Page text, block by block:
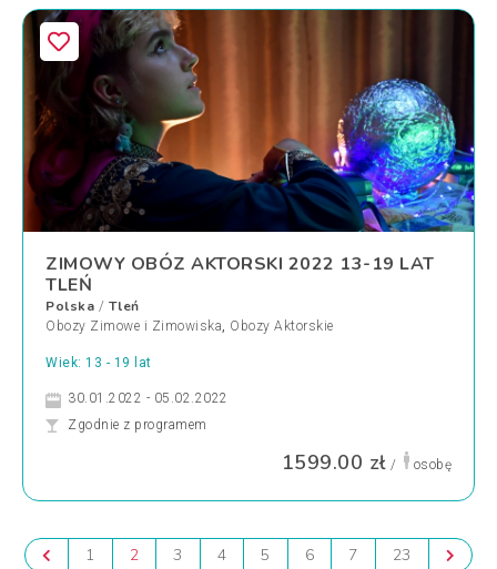
ZIMOWY OBÓZ AKTORSKI 2022 13-19 LAT
TLEŃ
Polska / Tleń
Obozy Zimowe i Zimowiska, Obozy Aktorskie
Wiek: 13 - 19 lat
30.01.2022 - 05.02.2022
Zgodnie z programem
1599.00 zł / osobę
1 2 3 4 5 6 7 23